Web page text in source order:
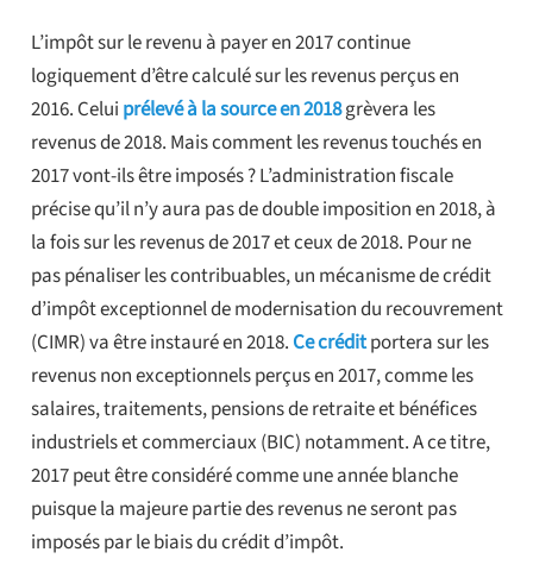
L’impôt sur le revenu à payer en 2017 continue
logiquement d’être calculé sur les revenus perçus en
2016. Celui prélevé à la source en 2018grèvera les
revenus de 2018. Mais comment les revenus touchés en
2017 vont-ils être imposés ? L’administration fiscale
précise qu’il n’y aura pas de double imposition en 2018, à
la fois sur les revenus de 2017 et ceux de 2018. Pour ne
pas pénaliser les contribuables, un mécanisme de crédit
d’impôt exceptionnel de modernisation du recouvrement
(CIMR) va être instauré en 2018. Ce créditportera sur les
revenus non exceptionnels perçus en 2017, comme les
salaires, traitements, pensions de retraite et bénéfices
industriels et commerciaux (BIC) notamment. A ce titre,
2017 peut être considéré comme une année blanche
puisque la majeure partie des revenus ne seront pas
imposés par le biais du crédit d’impôt.